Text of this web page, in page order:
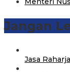
Jangan
Jasa